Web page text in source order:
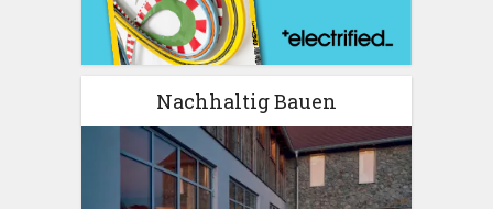
Nachhaltig Bauen